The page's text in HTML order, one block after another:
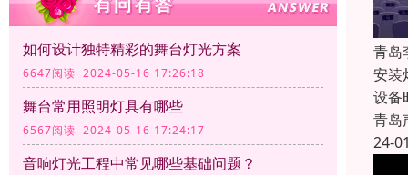
如何设计独特精彩的舞台灯光方案
6647阅读 2024-05-16 17:26:18
舞台常用照明灯具有哪些
6567阅读 2024-05-16 17:24:17
音响灯光工程中常见哪些基础问题？
青岛
安装
设备
青岛
24-